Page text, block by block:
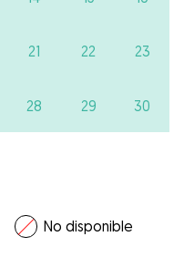
21 22 23
28 29 30
No disponible